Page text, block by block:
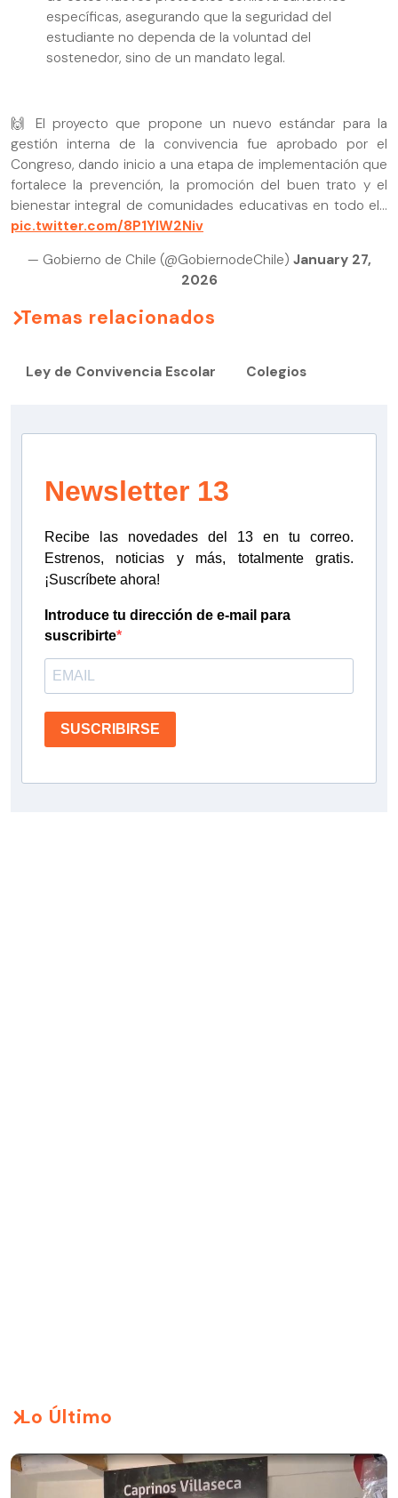
específicas, asegurando que la seguridad del
estudiante no dependa de la voluntad del
sostenedor, sino de un mandato legal.
🙌 El proyecto que propone un nuevo estándar para la
gestión interna de la convivencia fue aprobado por el
Congreso, dando inicio a una etapa de implementación que
fortalece la prevención, la promoción del buen trato y el
bienestar integral de comunidades educativas en todo el…
pic.twitter.com/8P1YlW2Niv
— Gobierno de Chile (@GobiernodeChile) January 27,
2026
Temas relacionados
Ley de Convivencia Escolar Colegios
Newsletter 13
Recibe las novedades del 13 en tu correo.
Estrenos, noticias y más, totalmente gratis.
¡Suscríbete ahora!
Introduce tu dirección de e-mail para
suscribirte
SUSCRIBIRSE
Lo Último